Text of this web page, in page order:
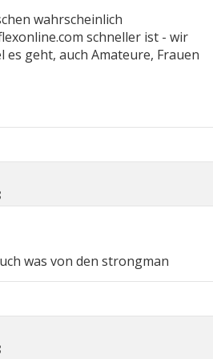
wahrscheinlich
schneller ist - wir
geht, auch Amateure, Frauen
was von den strongman